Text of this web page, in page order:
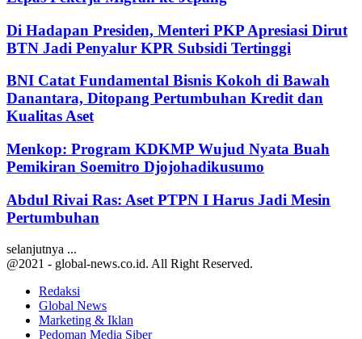
Di Hadapan Presiden, Menteri PKP Apresiasi Dirut
BTN Jadi Penyalur KPR Subsidi Tertinggi
BNI Catat Fundamental Bisnis Kokoh di Bawah
Danantara, Ditopang Pertumbuhan Kredit dan
Kualitas Aset
Menkop: Program KDKMP Wujud Nyata Buah
Pemikiran Soemitro Djojohadikusumo
Abdul Rivai Ras: Aset PTPN I Harus Jadi Mesin
Pertumbuhan
selanjutnya ...
@2021 - global-news.co.id. All Right Reserved.
Redaksi
Global News
Marketing & Iklan
Pedoman Media Siber